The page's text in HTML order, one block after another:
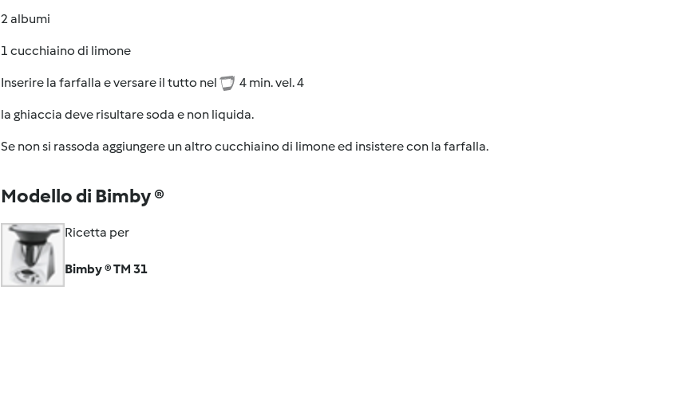
2 albumi
1 cucchiaino di limone
Inserire la farfalla e versare il tutto nel 4 min. vel. 4
la ghiaccia deve risultare soda e non liquida.
Se non si rassoda aggiungere un altro cucchiaino di limone ed insistere con la farfalla.
Modello di Bimby ®
Ricetta per
Bimby ® TM 31